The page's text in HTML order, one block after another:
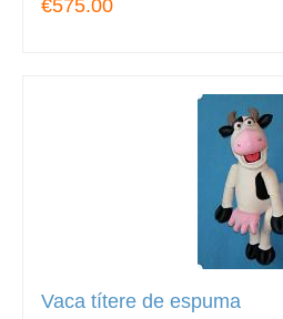
€575.00
Vaca títere de espuma